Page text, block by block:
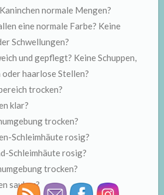
normale Mengen?
eine normale Farbe? Keine
Schwellungen?
und gepflegt? Keine Schuppen,
haarlose Stellen?
trocken?
klar?
trocken?
Schleimhäute rosig?
Schleimhäute rosig?
trocken?
sauber?